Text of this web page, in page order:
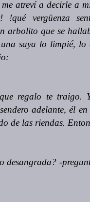
atreví a decirle a
vergüenza
arbolito que se
saya lo limpié,
te traigo. Y
adelante, él
de las riendas.
-